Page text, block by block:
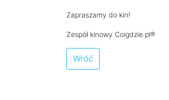
Zapraszamy do kin!
Zespół kinowy Coigdzie.pl®
Wróć